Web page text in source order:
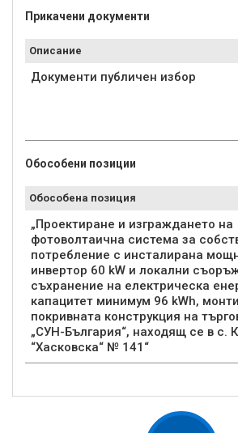
Прикачени документи
Описание
Документи публичен избор
Обособени позиции
Обособена позиция
„Проектиране и изграждането на
фотоволтаична система за
потребление с инсталирана
инвертор 60 kW и локални
съхранение на електрическа
капацитет минимум 96 kWh,
покривната конструкция на
„СУН-България“, находящ се в с.
“Хасковска“ № 141“